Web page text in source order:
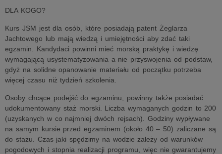
DLA KOGO?
Kurs JSM jest dla osób, które posiadają patent Żeglarza
Jachtowego lub mają wiedzą i umiejętności aby zdać taki
egzamin. Kandydaci powinni mieć morską praktykę i wiedzę
wymagającą usystematyzowania a nie przyswojenia od podstaw,
gdyż na solidne opanowanie materiału od początku potrzeba
więcej czasu niż tydzień szkolenia.
Osoby chcące podejść do egzaminu, powinny także posiadać
udokumentowany staż morski. Liczba wymaganych godzin to 200
(uzyskanych w co najmniej dwóch rejsach). Godziny wypływane
na samym kursie przed egzaminem (około 40 – 50) zaliczane są
do stażu. Czas jaki spędzimy na wodzie zależy od warunków
pogodowych i stopnia realizacji programu, więc nie gwarantujemy